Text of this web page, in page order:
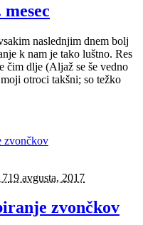
naslednjim dnem bolj
k nam je tako luštno. Res
čim dlje (Aljaž se še vedno
otroci takšni; so težko
19 avgusta, 2017
zvončkov